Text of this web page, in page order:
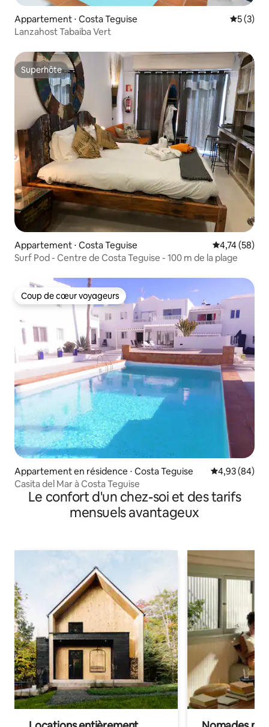
Appartement ⋅ Costa Teguise
5 (3)
Lanzahost Tabaiba Vert
Superhôte
Superhôte
Appartement ⋅ Costa Teguise Évaluation
4,74 (58)
Surf Pod - Centre de Costa Teguise - 100 m de la plage
Coup de cœur voyageurs
Coup de cœur voyageurs
Appartement en résidence ⋅ Costa Teguise Évaluation
4,93 (84)
Casita del Mar à Costa Teguise
Le confort d'un chez-soi et des tarifs
mensuels avantageux